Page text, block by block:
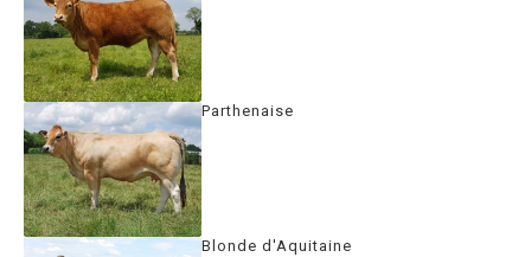
Parthenaise
Blonde d'Aquitaine